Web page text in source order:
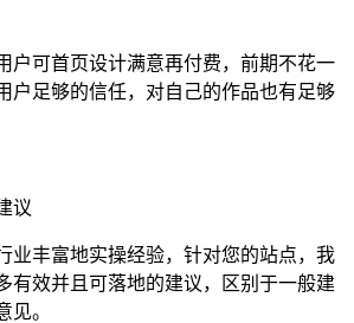
户可首页设计满意再付费，前期不花一
户足够的信任，对自己的作品也有足够
议
业丰富地实操经验，针对您的站点，我
有效并且可落地的建议，区别于一般建
见。